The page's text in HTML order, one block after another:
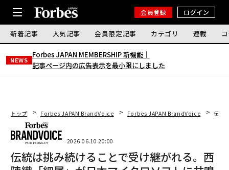
会員登録 ログイン
新着記事 人気記事 会員限定記事 カテゴリ 連載
NEWS
Forbes JAPAN MEMBERSHIP 新機能｜
記事ページ内の広告表示を最小限にしました
トップ Forbes JAPAN BrandVoice Forbes JAPAN BrandVoice 伝統
2026.06.10 20:00
伝統は挑み続けることで受け継がれる。西